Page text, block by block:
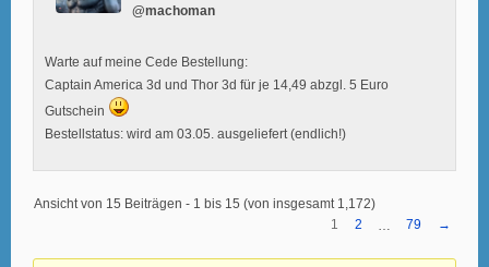
@machoman
Warte auf meine Cede Bestellung:
Captain America 3d und Thor 3d für je 14,49 abzgl. 5 Euro
Gutschein
Bestellstatus: wird am 03.05. ausgeliefert (endlich!)
Ansicht von 15 Beiträgen - 1 bis 15 (von insgesamt 1,172)
1
2 79 →